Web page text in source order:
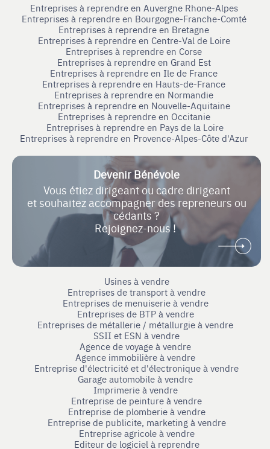
Entreprises à reprendre en Auvergne Rhone-Alpes
Entreprises à reprendre en Bourgogne-Franche-Comté
Entreprises à reprendre en Bretagne
Entreprises à reprendre en Centre-Val de Loire
Entreprises à reprendre en Corse
Entreprises à reprendre en Grand Est
Entreprises à reprendre en Ile de France
Entreprises à reprendre en Hauts-de-France
Entreprises à reprendre en Normandie
Entreprises à reprendre en Nouvelle-Aquitaine
Entreprises à reprendre en Occitanie
Entreprises à reprendre en Pays de la Loire
Entreprises à reprendre en Provence-Alpes-Côte d'Azur
Devenir Bénévole
Vous étiez dirigeant ou cadre dirigeant
et souhaitez accompagner des repreneurs ou
cédants ?
Rejoignez-nous !
Usines à vendre
Entreprises de transport à vendre
Entreprises de menuiserie à vendre
Entreprises de BTP à vendre
Entreprises de métallerie / métallurgie à vendre
SSII et ESN à vendre
Agence de voyage à vendre
Agence immobilière à vendre
Entreprise d'électricité et d'électronique à vendre
Garage automobile à vendre
Imprimerie à vendre
Entreprise de peinture à vendre
Entreprise de plomberie à vendre
Entreprise de publicite, marketing à vendre
Entreprise agricole à vendre
Editeur de logiciel à reprendre